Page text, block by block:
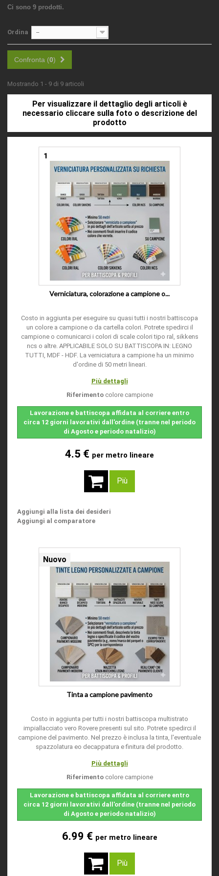
Ci sono 9 prodotti.
Ordina --
Confronta (0)
Mostrando 1 - 9 di 9 articoli
Per visualizzare il dettaglio degli articoli è
necessario cliccare sulla foto o descrizione del
prodotto
1
Verniciatura, colorazione a campione o...
Costo in aggiunta per eseguire su quasi tutti i nostri battiscopa
un colore a campione o da cartella colori. Potrete spedirci il
campione o comunicarci i colori di scale colori tipo ral, sikkens
ncs o altre. APPLICABILE SOLO SU BATTISCOPA IN: LEGNO
TUTTI, MDF - HDF. La verniciatura a campione ha un minimo
d'ordine di 50 metri lineari.
Più dettagli
Riferimento colore campione
Lavorazione e battiscopa affidata al corriere entro
circa 12 giorni lavorativi dall'ordine (tranne nel periodo
di Agosto e periodo natalizio)
4.5 € per metro lineare
Più
Aggiungi alla lista dei desideri
Aggiungi al comparatore
2
Nuovo
Tinta a campione pavimento
Costo in aggiunta per tutti i nostri battiscopa multistrato
impiallacciato vero Rovere presenti sul sito. Potrete spedirci il
campione del pavimento. Nel prezzo è inclusa la tinta, l'eventuale
spazzolatura eo decappatura e finitura del prodotto.
Più dettagli
Riferimento colore campione
Lavorazione e battiscopa affidata al corriere entro
circa 12 giorni lavorativi dall'ordine (tranne nel periodo
di Agosto e periodo natalizio)
6.99 € per metro lineare
Più